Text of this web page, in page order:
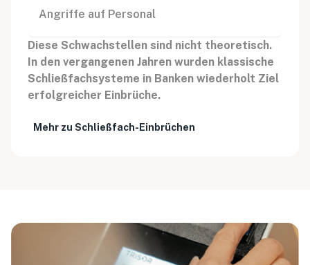
Angriffe auf Personal
Diese Schwachstellen sind nicht theoretisch.
In den vergangenen Jahren wurden klassische
Schließfachsysteme in Banken wiederholt Ziel
erfolgreicher Einbrüche.
Mehr zu Schließfach-Einbrüchen